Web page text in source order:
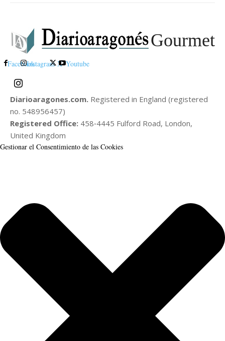
Gourmet
FacebookInstagram X Youtube
Diarioaragones.com. Registered in England (registered
no. 548956457)
Registered Office: 458‑4445 Fulford Road, London,
United Kingdom
Gestionar el Consentimiento de las Cookies